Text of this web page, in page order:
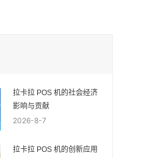
拉卡拉 POS 机的社会经济
影响与贡献
2026-8-7
拉卡拉 POS 机的创新应用